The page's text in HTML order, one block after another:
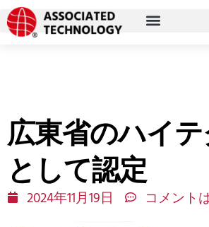
コ
ン
ス
キ
プ
広東省のハイ
として認定
2024年11月19日 コメント